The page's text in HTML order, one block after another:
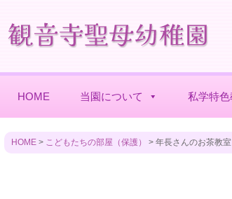
HOME 当園について 私学特色
HOME > こどもたちの部屋（保護） > 年長さんのお茶教室